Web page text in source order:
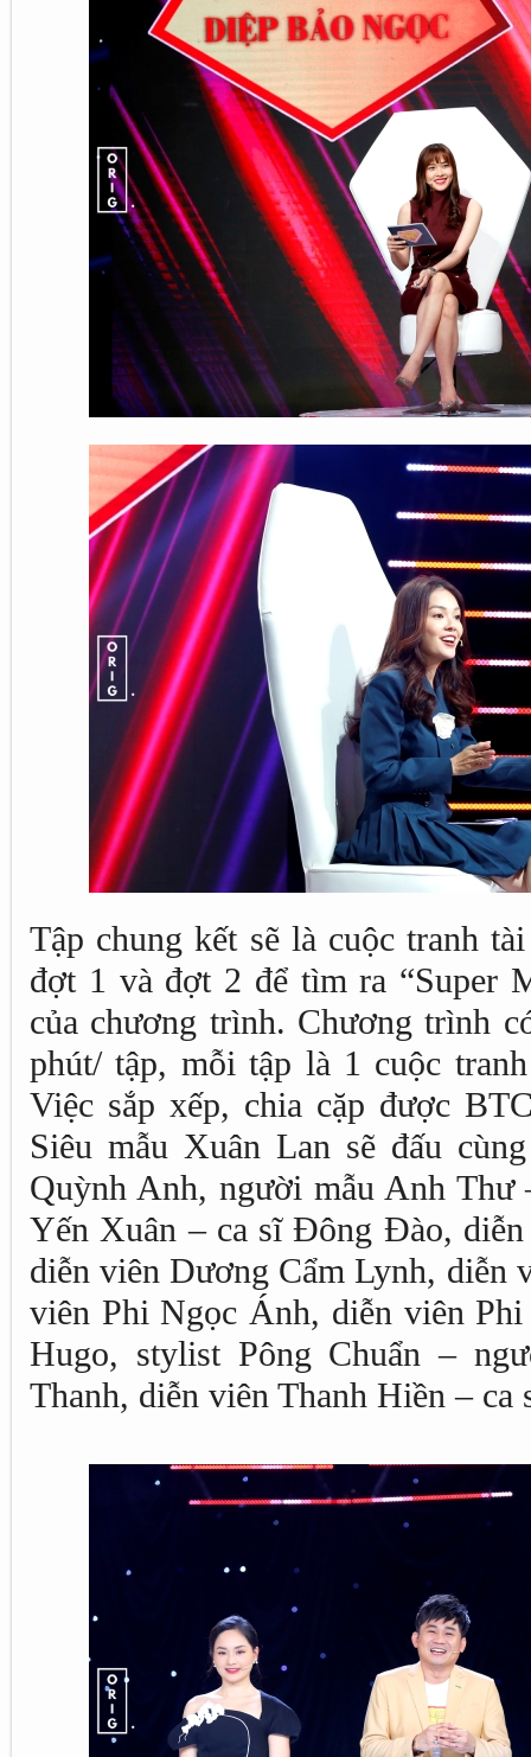
Tập chung kết sẽ là cuộc tranh
đợt 1 và đợt 2 để tìm ra “Super
của chương trình. Chương trình
phút/ tập, mỗi tập là 1 cuộc
Việc sắp xếp, chia cặp được
Siêu mẫu Xuân Lan sẽ đấu
Quỳnh Anh, người mẫu Anh Thư
Yến Xuân – ca sĩ Đông Đào,
diễn viên Dương Cẩm Lynh, diễn
viên Phi Ngọc Ánh, diễn viên
Hugo, stylist Pông Chuẩn –
Thanh, diễn viên Thanh Hiền – ca